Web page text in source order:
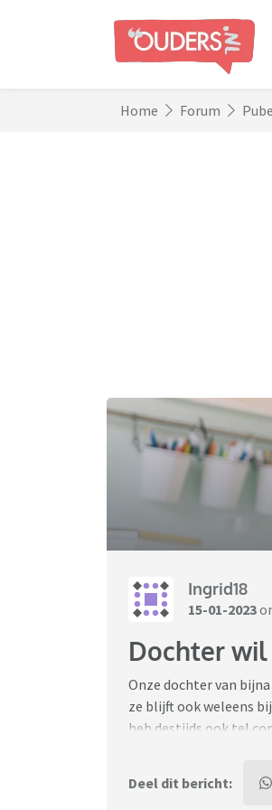
Home Forum
Ingrid18
15-01-2023
Dochter
Onze dochter van
ze blijft ook weleens
heb destijds ook tel
hem. Kunnen het
nog niet helemaal
Deel dit bericht: